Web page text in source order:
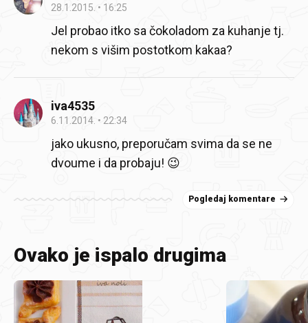
28.1.2015. 16:25
Jel probao itko sa čokoladom za kuhanje tj.
nekom s višim postotkom kakaa?
iva4535
6.11.2014. 22:34
jako ukusno, preporučam svima da se ne
dvoume i da probaju! 😉
Pogledaj komentare
Ovako je ispalo drugima